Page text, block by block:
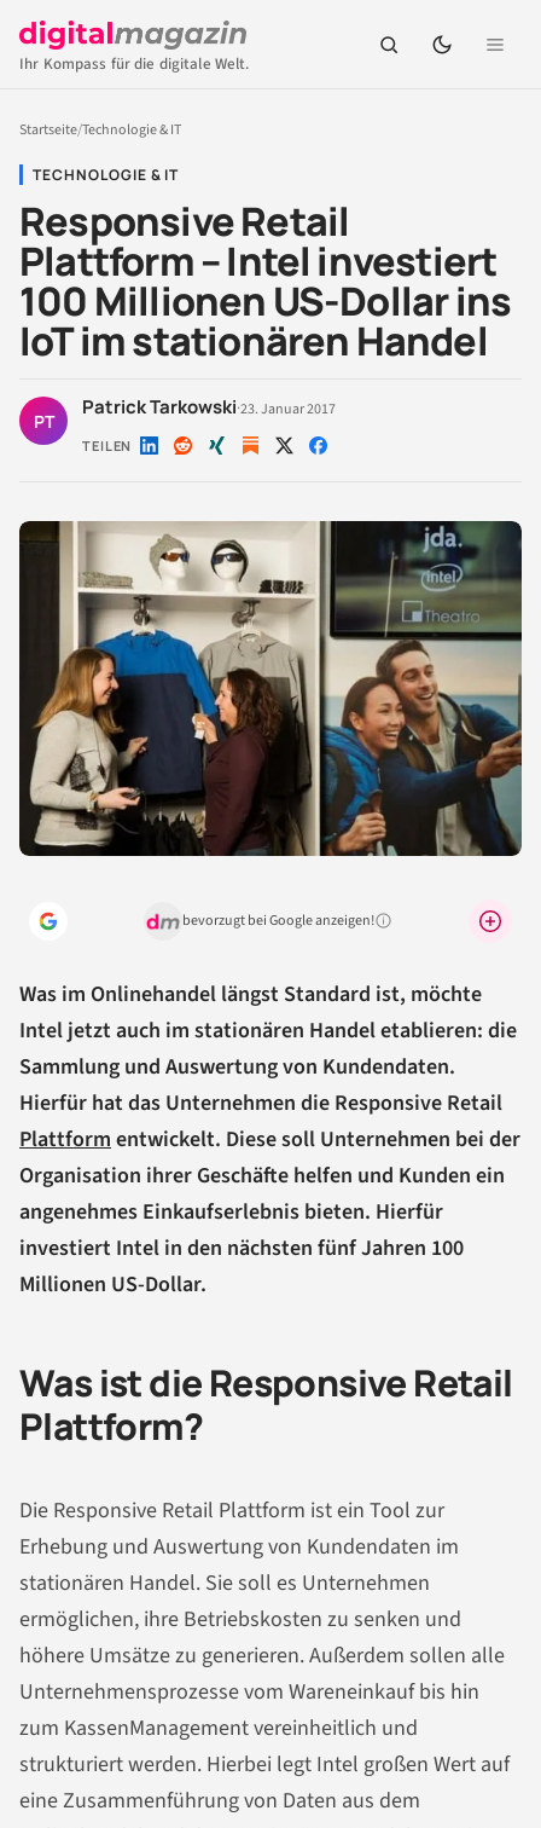
Ihr Kompass für die digitale Welt.
Startseite/Technologie & IT
TECHNOLOGIE & IT
Responsive Retail
Plattform – Intel investiert
100 Millionen US-Dollar ins
IoT im stationären Handel
PT
Patrick Tarkowski·23. Januar 2017
TEILEN Auf Auf Auf Auf Auf
bevorzugt bei Google anzeigen!Warum lohnt sich das?
Was im Onlinehandel längst Standard ist, möchte
Intel jetzt auch im stationären Handel etablieren: die
Sammlung und Auswertung von Kundendaten.
Hierfür hat das Unternehmen die Responsive Retail
Plattform entwickelt. Diese soll Unternehmen bei der
Organisation ihrer Geschäfte helfen und Kunden ein
angenehmes Einkaufserlebnis bieten. Hierfür
investiert Intel in den nächsten fünf Jahren 100
Millionen US-Dollar.
Was ist die Responsive Retail
Plattform?
Die Responsive Retail Plattform ist ein Tool zur
Erhebung und Auswertung von Kundendaten im
stationären Handel. Sie soll es Unternehmen
ermöglichen, ihre Betriebskosten zu senken und
höhere Umsätze zu generieren. Außerdem sollen alle
Unternehmensprozesse vom Wareneinkauf bis hin
zum KassenManagement vereinheitlich und
strukturiert werden. Hierbei legt Intel großen Wert auf
eine Zusammenführung von Daten aus dem